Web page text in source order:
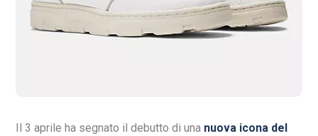
Il 3 aprile ha segnato il debutto di una nuova icona del